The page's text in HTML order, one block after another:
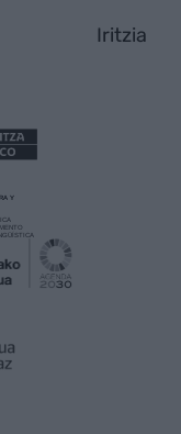
Iritzia